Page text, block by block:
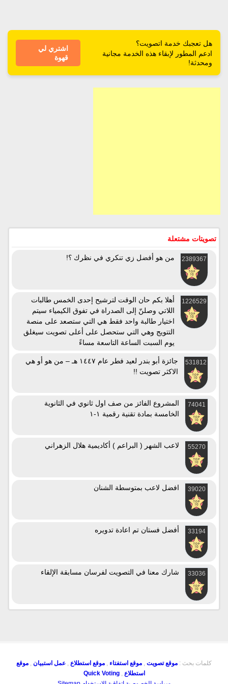
هل تعجبك خدمة اتصويت؟
ادعم المطور لإبقاء هذه الخدمة مجانية
ومحدثة!
اشتري لي
قهوة
تصويتات مشتعلة
2389367 من هو أفضل زي تنكري في نظرك ؟!
1226529
أهلا بكم حان الوقت لترشيح إحدى الخمس طالبات
اللاتي وصلنّ إلى الصدراة في تفوق الكيمياء سيتم
اختيار طالبة واحد فقط هي التي ستصعد على منصة
التتويج وهي التي ستحصل على أعلى تصويت سيغلق
يوم السبت الساعة التاسعة مساءً
531812
جائزة أبو بندر لعيد فطر عام ١٤٤٧ هـ – من هو أو هي
الاكثر تصويت !!
74041
المشروع الفائز من صف اول ثانوي في الثانوية
الخامسة بمادة تقنية رقمية ١-١
55270 لاعب الشهر ( البراعم ) أكاديمية هلال الزهراني
39020 افضل لاعب بمتوسطة الشنان
33194 أفضل فستان تم اعادة تدويره
33036 شارك معنا في التصويت لفرسان مسابقة الإلقاء
كلمات بحث : موقع تصويت , موقع استفتاء , موقع استطلاع , عمل استبيان , موقع
استطلاع ,
Quick Voting